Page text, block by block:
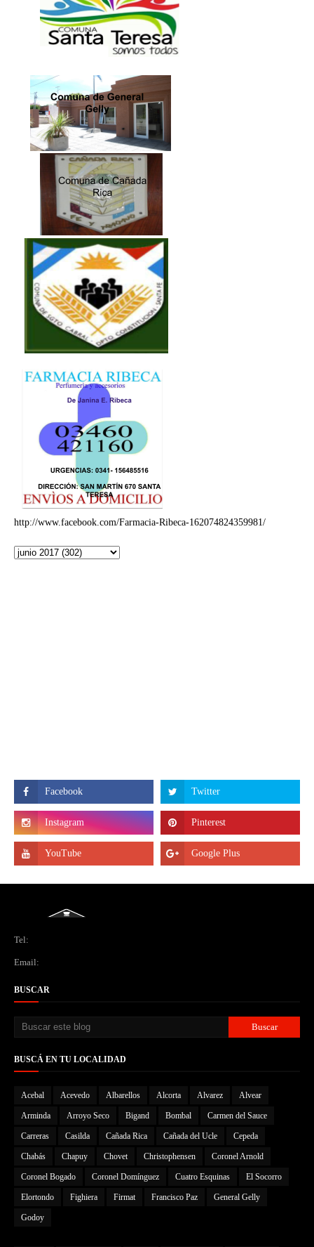
http://www.facebook.com/Farmacia-Ribeca-162074824359981/
Tel:
Email:
BUSCAR
BUSCÁ EN TU LOCALIDAD
Acebal Acevedo Albarellos Alcorta Alvarez Alvear
Arminda Arroyo Seco Bigand Bombal Carmen del Sauce
Carreras Casilda Cañada Rica Cañada del Ucle Cepeda
Chabás Chapuy Chovet Christophensen Coronel Arnold
Coronel Bogado Coronel Domínguez Cuatro Esquinas El Socorro
Elortondo Fighiera Firmat Francisco Paz General Gelly
Godoy